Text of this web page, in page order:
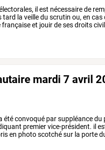
il est nécessairede
tard la veilledu scrutin ou, en cas
françaiseet jouirdesesdroits
mardi 7 avril
étéconvoqué parsuppléancedu
premiervice-président. il
en photoscotchésur la porte